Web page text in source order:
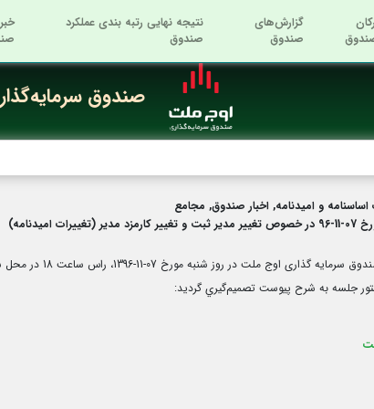
گزارش‌های
صندوق
نتیجه نهایی رتبه بندی عملکرد
صندوق
صندوق
اساسنامه و امیدنامه, اخبار صندوق, مجامع
امیدنامه)
جلسه به شرح پیوست تصميم‌گيري گرديد: